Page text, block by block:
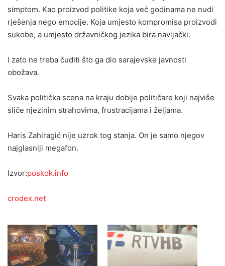
simptom. Kao proizvod politike koja već godinama ne nudi
rješenja nego emocije. Koja umjesto kompromisa proizvodi
sukobe, a umjesto državničkog jezika bira navijački.
I zato ne treba čuditi što ga dio sarajevske javnosti
obožava.
Svaka politička scena na kraju dobije političare koji najviše
sliče njezinim strahovima, frustracijama i željama.
Haris Zahiragić nije uzrok tog stanja. On je samo njegov
najglasniji megafon.
Izvor:poskok.info
crodex.net